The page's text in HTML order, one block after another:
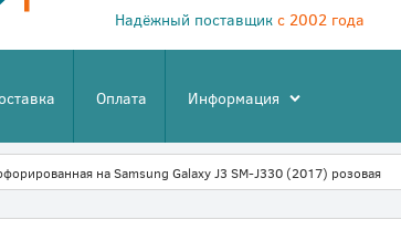
Надёжный поставщик с 2002 года
Оплата Информация
на Samsung Galaxy J3 SM-J330 (2017) розовая